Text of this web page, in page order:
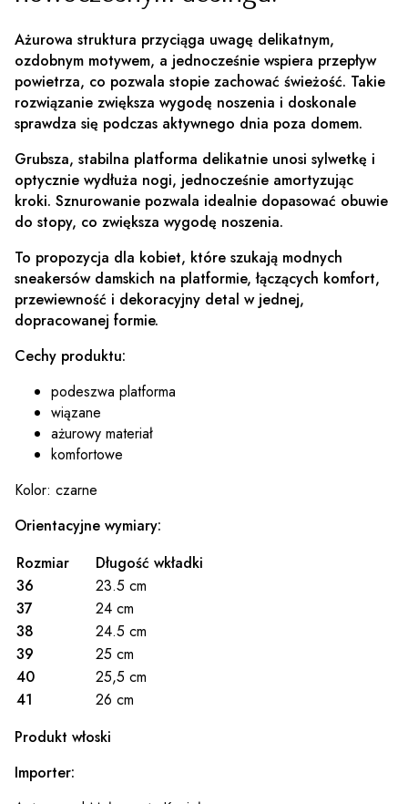
Ażurowa struktura przyciąga uwagę delikatnym,
ozdobnym motywem, a jednocześnie wspiera przepływ
powietrza, co pozwala stopie zachować świeżość. Takie
rozwiązanie zwiększa wygodę noszenia i doskonale
sprawdza się podczas aktywnego dnia poza domem.
Grubsza, stabilna platforma delikatnie unosi sylwetkę i
optycznie wydłuża nogi, jednocześnie amortyzując
kroki. Sznurowanie pozwala idealnie dopasować obuwie
do stopy, co zwiększa wygodę noszenia.
To propozycja dla kobiet, które szukają modnych
sneakersów damskich na platformie, łączących komfort,
przewiewność i dekoracyjny detal w jednej,
dopracowanej formie.
Cechy produktu:
podeszwa platforma
wiązane
ażurowy materiał
komfortowe
Kolor: czarne
Orientacyjne wymiary:
Rozmiar
Długość wkładki
36
23.5 cm
37
24 cm
38
24.5 cm
39
25 cm
40
25,5 cm
41
26 cm
Produkt włoski
Importer: